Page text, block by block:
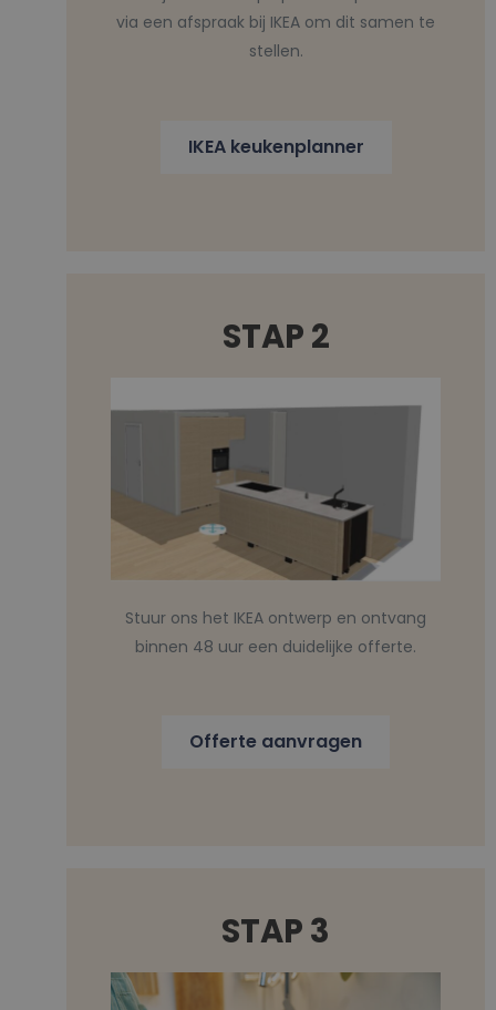
via een afspraak bij IKEA om dit samen te
stellen.
IKEA keukenplanner
STAP 2
Stuur ons het IKEA ontwerp en ontvang
binnen 48 uur een duidelijke offerte.
Offerte aanvragen
STAP 3